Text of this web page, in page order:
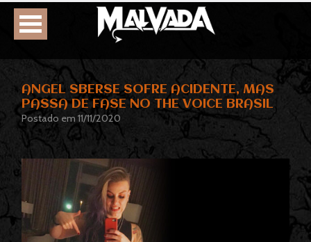
HOME
AGENDA
BIOGRAFIA
DISCOGRAFIA
FOTOS
ANGEL SBERSE SOFRE ACIDENTE, MAS
PASSA DE FASE NO THE VOICE BRASIL
Postado em 11/11/2020